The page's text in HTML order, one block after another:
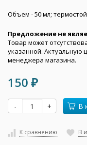
Объем - 50 мл;
Предложение не
Товар может
указанной. Актуальную
менеджера магазина.
150 ₽
- + В
К сравнению В